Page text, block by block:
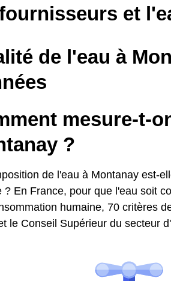
et
de l'eau à
mesure-t-
?
de l'eau à Montanay est-
? En France, pour que l'eau soit
humaine, 70 critères
le Conseil Supérieur du secteur